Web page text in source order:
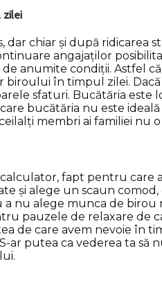
zilei
dar chiar și după
angajaților
anumite condiții. Astfel
în timpul zilei.
sfaturi. Bucătăria
bucătăria nu este
membri ai familiei nu
fapt pentru care
și alege un scaun
nu alege munca de
pauzele de relaxare de
de care avem nevoie în
putea ca vederea ta să